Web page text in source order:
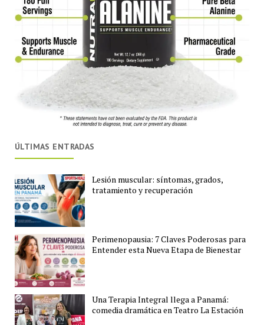
ÚLTIMAS ENTRADAS
Lesión muscular: síntomas, grados,
tratamiento y recuperación
Perimenopausia: 7 Claves Poderosas para
Entender esta Nueva Etapa de Bienestar
Una Terapia Integral llega a Panamá:
comedia dramática en Teatro La Estación